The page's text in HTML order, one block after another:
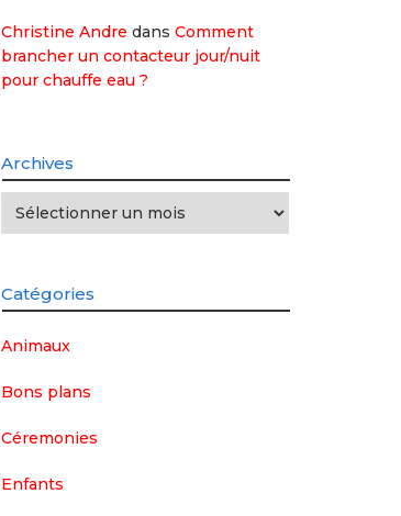
Christine Andre dans Comment
brancher un contacteur jour/nuit
pour chauffe eau ?
Archives
Archives
Catégories
Animaux
Bons plans
Céremonies
Enfants